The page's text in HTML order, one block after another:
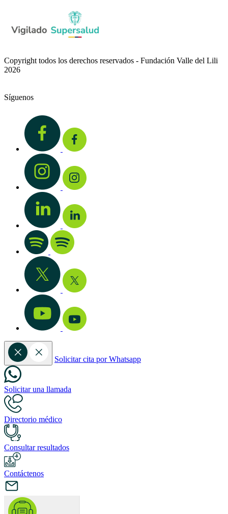
Copyright todos los derechos reservados - Fundación Valle del Lili
2026
Síguenos
Solicitar cita por Whatsapp
Solicitar una llamada
Directorio médico
Consultar resultados
Contáctenos